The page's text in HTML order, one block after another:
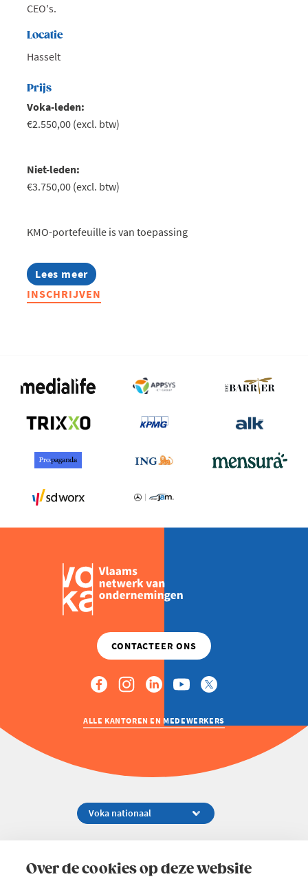
Over de cookies op deze website
CEO's.
Locatie
Hasselt
Prijs
Voka-leden:
€2.550,00 (excl. btw)
Niet-leden:
€3.750,00 (excl. btw)
KMO-portefeuille is van toepassing
Lees meer
about
CEO
Forum
INSCHRIJVEN
ALLE KANTOREN EN MEDEWERKERS
02 229 81 11